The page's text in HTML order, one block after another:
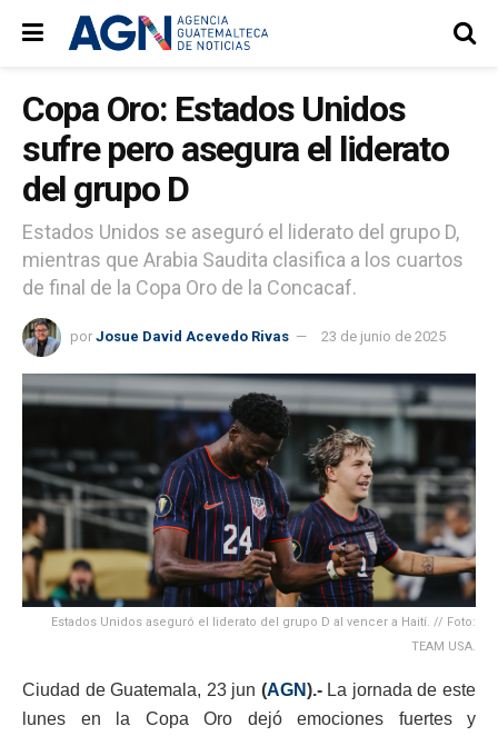
Copa Oro: Estados Unidos
sufre pero asegura el liderato
del grupo D
Estados Unidos se aseguró el liderato del grupo D,
mientras que Arabia Saudita clasifica a los cuartos
de final de la Copa Oro de la Concacaf.
por Josue David Acevedo Rivas 23 de junio de 2025
Estados Unidos aseguró el liderato del grupo D al vencer a Haití. // Foto:
TEAM USA.
Ciudad de Guatemala, 23 jun (AGN).- La jornada de este
lunes en la Copa Oro dejó emociones fuertes y